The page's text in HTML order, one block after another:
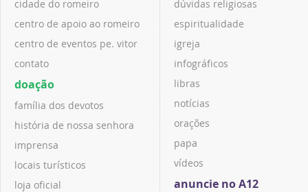
cidade do romeiro
centro de apoio ao romeiro
centro de eventos pe. vitor
contato
doação
família dos devotos
história de nossa senhora
imprensa
locais turísticos
loja oficial
dúvidas religiosas
espiritualidade
igreja
infográficos
libras
notícias
orações
papa
vídeos
anuncie no A12